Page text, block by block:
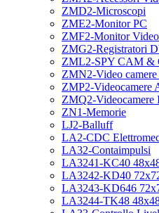
ZMD2-Microscopi
ZME2-Monitor PC
ZMF2-Monitor Video
ZMG2-Registratori
ZML2-SPY CAM &
ZMN2-Video
ZMP2-Videocamere
ZMQ2-Videocamere
ZN1-Memorie
LJ2-Balluff
LA2-CDC
LA32-Contaimpulsi
LA3241-KC40
LA3242-KD40
LA3243-KD646
LA3244-TK48